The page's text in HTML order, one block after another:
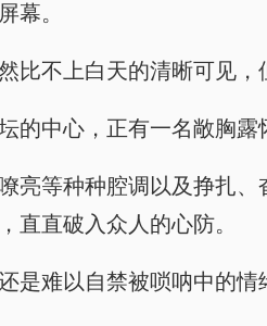
幕。
比不上白天的清晰可见，
的中心，正有一名敞胸
亮等种种腔调以及挣扎
直直破入众人的心防。
是难以自禁被唢呐中的